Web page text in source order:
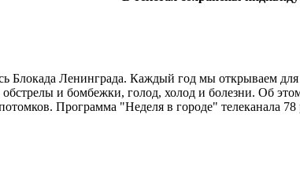
Блокада Ленинграда. Каждый год мы открываем
и бомбежки, голод, холод и болезни. Об
Программа "Неделя в городе" телеканала